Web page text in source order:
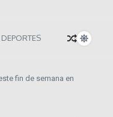
DEPORTES
fin de semana en